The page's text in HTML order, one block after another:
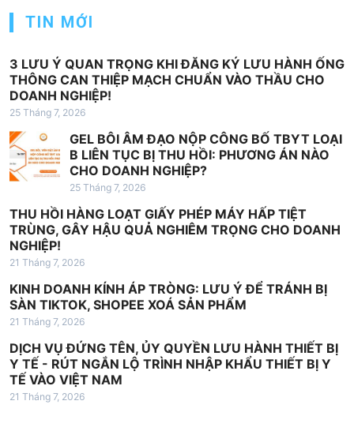
n
b
à
i
v
i
t
TIN MỚI
3 LƯU Ý QUAN TRỌNG KHI ĐĂNG KÝ LƯU HÀNH ỐNG
THÔNG CAN THIỆP MẠCH CHUẨN VÀO THẦU CHO
DOANH NGHIỆP!
25 Tháng 7, 2026
GEL BÔI ÂM ĐẠO NỘP CÔNG BỐ TBYT LOẠI
B LIÊN TỤC BỊ THU HỒI: PHƯƠNG ÁN NÀO
CHO DOANH NGHIỆP?
25 Tháng 7, 2026
THU HỒI HÀNG LOẠT GIẤY PHÉP MÁY HẤP TIỆT
TRÙNG, GÂY HẬU QUẢ NGHIÊM TRỌNG CHO DOANH
NGHIỆP!
21 Tháng 7, 2026
KINH DOANH KÍNH ÁP TRÒNG: LƯU Ý ĐỂ TRÁNH BỊ
SÀN TIKTOK, SHOPEE XOÁ SẢN PHẨM
21 Tháng 7, 2026
DỊCH VỤ ĐỨNG TÊN, ỦY QUYỀN LƯU HÀNH THIẾT BỊ
Y TẾ - RÚT NGẮN LỘ TRÌNH NHẬP KHẨU THIẾT BỊ Y
TẾ VÀO VIỆT NAM
21 Tháng 7, 2026